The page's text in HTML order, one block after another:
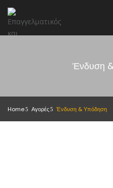
Ένδυση
Home Αγορές Ένδυση & Υπόδηση